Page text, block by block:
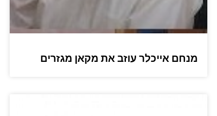
מנחם אייכלר עוזב את מקאן מגזרים